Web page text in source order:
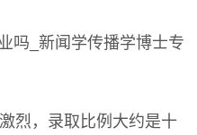
烈，录取比例大约是十